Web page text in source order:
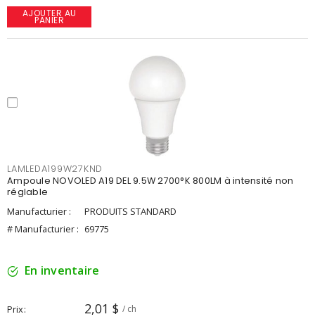
AJOUTER AU
PANIER
LAMLEDA199W27KND
Ampoule NOVOLED A19 DEL 9.5W 2700°K 800LM à intensité non
réglable
Manufacturier :
PRODUITS STANDARD
# Manufacturier : 69775
En inventaire
Prix 2,01 $ / ch